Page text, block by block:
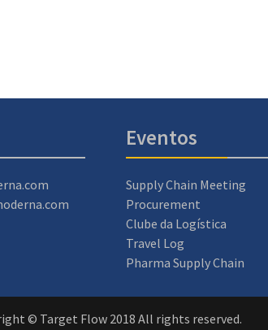
Eventos
Supply Chain Meeting
Procurement
Clube da Logística
Travel Log
Pharma Supply Chain
© Target Flow 2018 All rights reserved.